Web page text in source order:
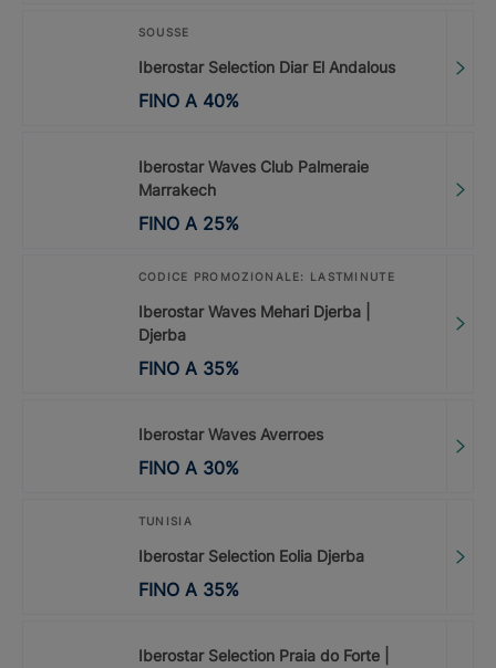
SOUSSE
Iberostar Selection Diar El Andalous
FINO A 40%
Iberostar Waves Club Palmeraie
Marrakech
FINO A 25%
CODICE PROMOZIONALE: LASTMINUTE
Iberostar Waves Mehari Djerba |
Djerba
FINO A 35%
Iberostar Waves Averroes
FINO A 30%
TUNISIA
Iberostar Selection Eolia Djerba
FINO A 35%
Iberostar Selection Praia do Forte |